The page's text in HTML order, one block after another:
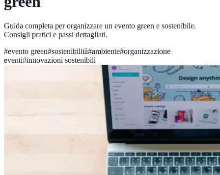
Guida completa per organizzare un evento green e sostenibile.
Consigli pratici e passi dettagliati.
#evento green#sostenibilità#ambiente#organizzazione
eventi#innovazioni sostenibili